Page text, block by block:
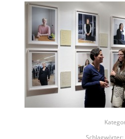
Schlagwörter: